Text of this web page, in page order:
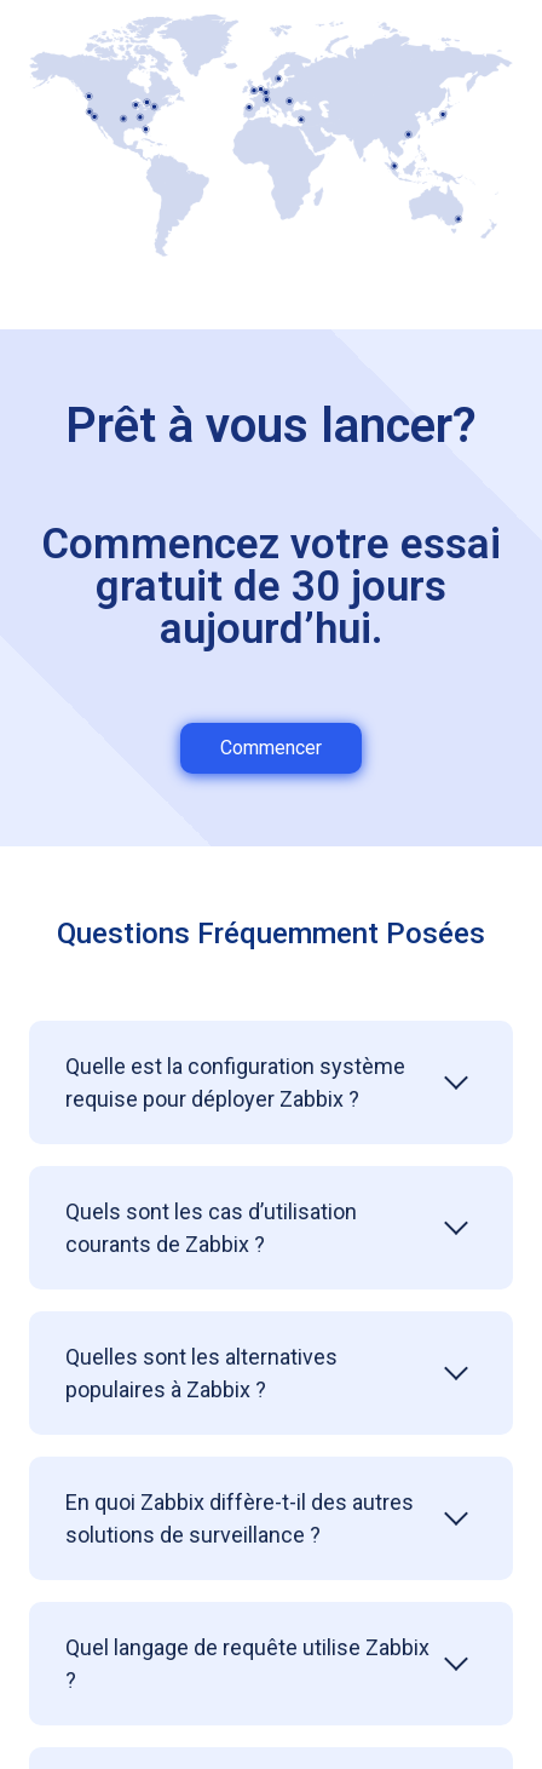
Prêt à vous lancer?
Commencez votre essai
gratuit de 30 jours
aujourd’hui.
Commencer
Questions Fréquemment Posées
Quelle est la configuration système
requise pour déployer Zabbix ?
Quels sont les cas d’utilisation
courants de Zabbix ?
Quelles sont les alternatives
populaires à Zabbix ?
En quoi Zabbix diffère-t-il des autres
solutions de surveillance ?
Quel langage de requête utilise Zabbix
?